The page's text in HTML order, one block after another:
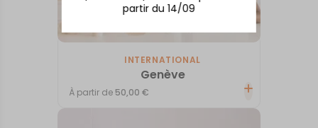
partir du 14/09
INTERNATIONAL
Genève
À partir de 50,00€